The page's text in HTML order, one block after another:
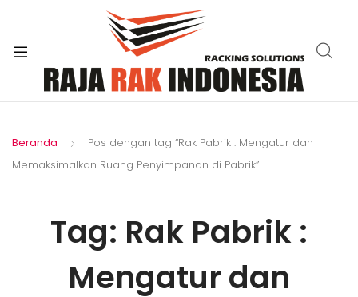
Beranda
Pos dengan tag “Rak Pabrik : Mengatur dan
Memaksimalkan Ruang Penyimpanan di Pabrik”
Tag: Rak Pabrik :
Mengatur dan